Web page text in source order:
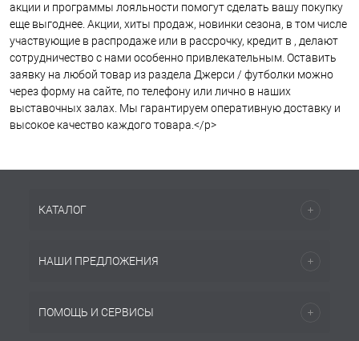
акции и программы лояльности помогут сделать вашу покупку
еще выгоднее. Акции, хиты продаж, новинки сезона, в том числе
участвующие в распродаже или в рассрочку, кредит в , делают
сотрудничество с нами особенно привлекательным. Оставить
заявку на любой товар из раздела Джерси / футболки можно
через форму на сайте, по телефону или лично в наших
выставочных залах. Мы гарантируем оперативную доставку и
высокое качество каждого товара.</p>
КАТАЛОГ
НАШИ ПРЕДЛОЖЕНИЯ
ПОМОЩЬ И СЕРВИСЫ